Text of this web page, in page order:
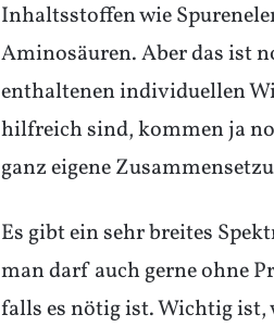
Inhaltsstoffen wie
Aminosäuren. Aber das ist
enthaltenen individuellen
hilfreich sind, kommen ja
ganz eigene
Es gibt ein sehr breites
man darf auch gerne ohne
falls es nötig ist. Wichtig ist,